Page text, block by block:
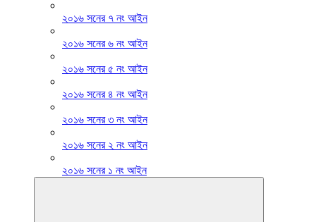
২০১৬ সনের ৭ নং আইন
২০১৬ সনের ৬ নং আইন
২০১৬ সনের ৫ নং আইন
২০১৬ সনের ৪ নং আইন
২০১৬ সনের ৩ নং আইন
২০১৬ সনের ২ নং আইন
২০১৬ সনের ১ নং আইন